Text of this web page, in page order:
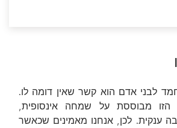
לבני אדם הוא קשר שאין דומה לו.
הזו מבוססת על שמחה אינסופית,
ענקית. לכן, אנחנו מאמינים שכאשר